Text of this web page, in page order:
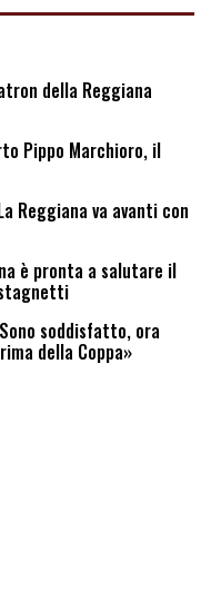
della Reggiana
Pippo Marchioro, il
Reggiana va avanti con
è pronta a salutare il
soddisfatto, ora
della Coppa»